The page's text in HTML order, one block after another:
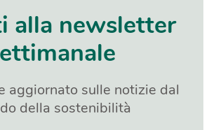
alla newsletter
aggiornato sulle notizie dal
della sostenibilità